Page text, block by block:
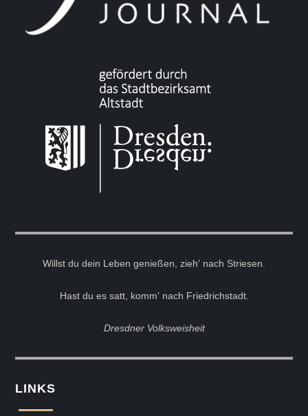
Willst du dein Leben genießen, zieh' nach Striesen.
Hast du es satt, komm' nach Friedrichstadt.
Dresdner Volksweisheit
LINKS